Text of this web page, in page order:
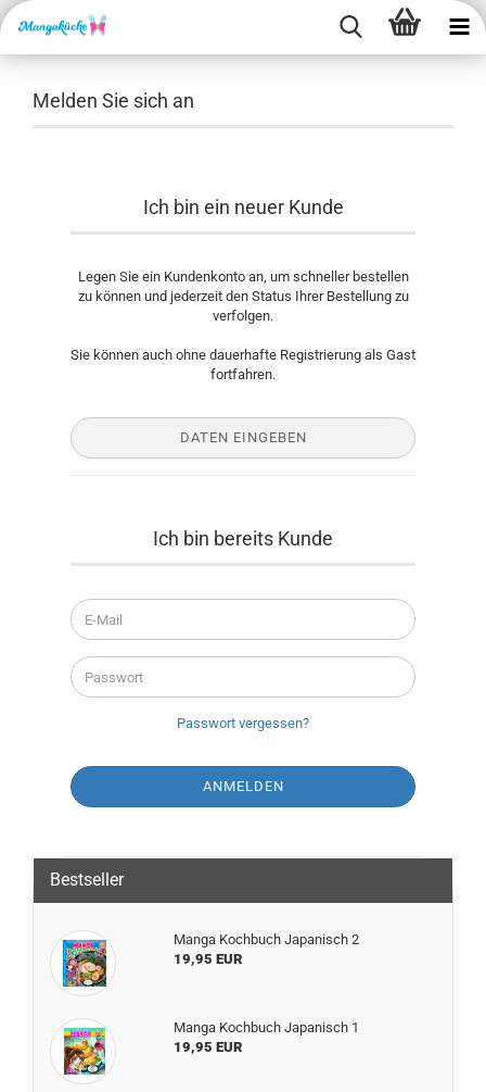
Melden Sie sich an
Ich bin ein neuer Kunde
Legen Sie ein Kundenkonto an, um schneller bestellen
zu können und jederzeit den Status Ihrer Bestellung zu
verfolgen.
Sie können auch ohne dauerhafte Registrierung als Gast
fortfahren.
DATEN EINGEBEN
Ich bin bereits Kunde
Passwort vergessen?
Bestseller
Manga Kochbuch Japanisch 2
19,95 EUR
Manga Kochbuch Japanisch 1
19,95 EUR